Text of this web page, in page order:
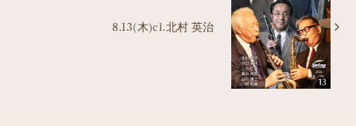
8.13(木)cl.北村 英治